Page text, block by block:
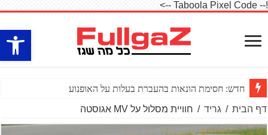
פתח
!-- Taboola Pixel Code -->
חדש: חסימת הונאות בהעברת בעלות על האופנוע
דף הבית / גריד / חוויית מסלול על MV אגוסטה